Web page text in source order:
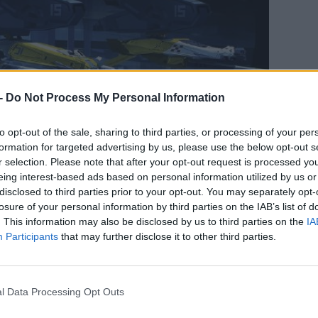
Do Not Process My Personal Information
opt-out of the sale, sharing to third parties, or processing of your
for targeted advertising by us, please use the below opt-out
selection. Please note that after your opt-out request is processed
interest-based ads based on personal information utilized by us
to third parties prior to your opt-out. You may separately
of your personal information by third parties on the IAB’s list of
This information may also be disclosed by us to third parties on the
Participants that may further disclose it to other third parties.
Data Processing Opt Outs
de azon kívül sem árultak el nagy
fel a szálat, ahol abbamaradt, a
hányattatott történetének végén legyőztük
a Sajuuk segítségével megnyitottuk a
ugye nem valószínű, hogy tárt karokkal és